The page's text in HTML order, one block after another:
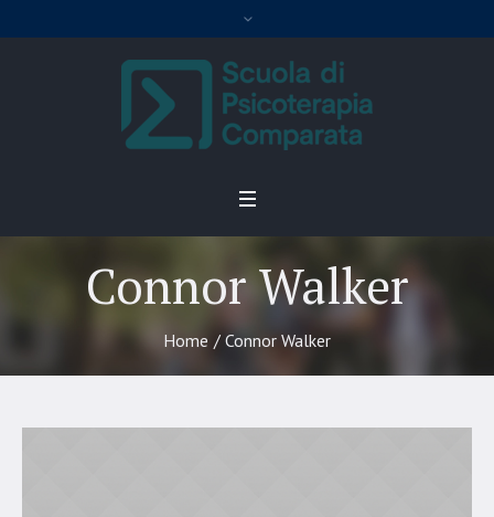
Connor Walker
Home / Connor Walker